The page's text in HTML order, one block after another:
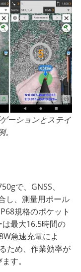
ーションとステイ
で、GNSS、
し、測量用ポール
規格のポケット
最大16.5時間の
急速充電によ
ため、作業効率が
す。